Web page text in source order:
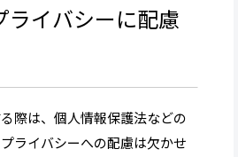
ライバシーに配慮
際は、個人情報保護法などの
ライバシーへの配慮は欠かせ